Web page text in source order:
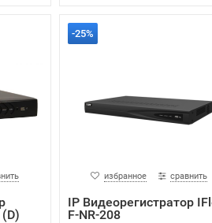
-25%
избранное сравнить
IP Видеорегистратор
F-NR-208